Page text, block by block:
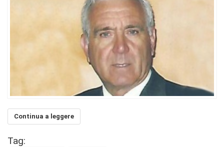
Continua a leggere
Tag: